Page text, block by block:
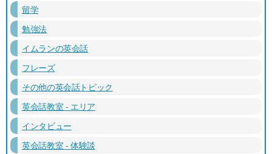
留学
勉強法
イムランの英会話
フレーズ
その他の英会話トピック
英会話教室 - エリア
インタビュー
英会話教室 - 体験談